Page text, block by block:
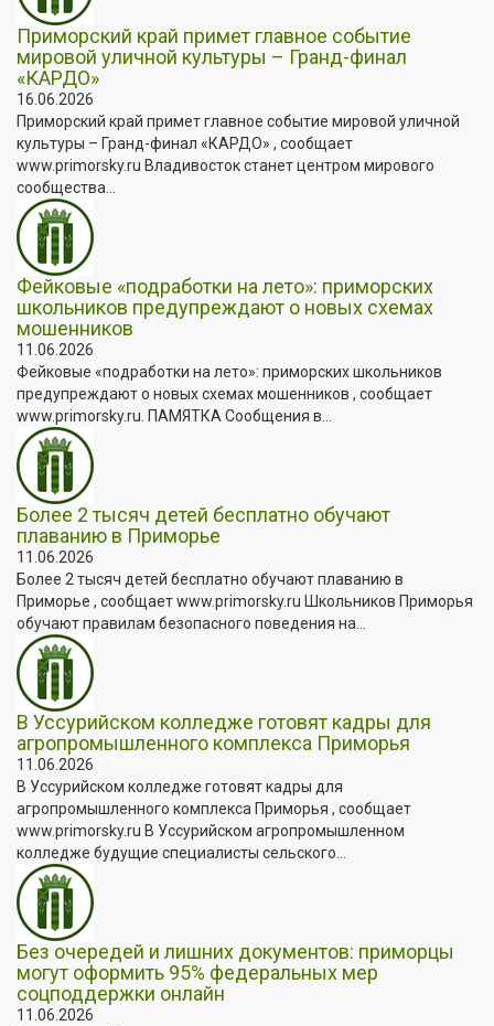
Приморский край примет главное событие
мировой уличной культуры – Гранд-финал
«КАРДО»
16.06.2026
Приморский край примет главное событие мировой уличной
культуры – Гранд-финал «КАРДО» , сообщает
www.primorsky.ru Владивосток станет центром мирового
сообщества...
Фейковые «подработки на лето»: приморских
школьников предупреждают о новых схемах
мошенников
11.06.2026
Фейковые «подработки на лето»: приморских школьников
предупреждают о новых схемах мошенников , сообщает
www.primorsky.ru. ПАМЯТКА Сообщения в...
Более 2 тысяч детей бесплатно обучают
плаванию в Приморье
11.06.2026
Более 2 тысяч детей бесплатно обучают плаванию в
Приморье , сообщает www.primorsky.ru Школьников Приморья
обучают правилам безопасного поведения на...
В Уссурийском колледже готовят кадры для
агропромышленного комплекса Приморья
11.06.2026
В Уссурийском колледже готовят кадры для
агропромышленного комплекса Приморья , сообщает
www.primorsky.ru В Уссурийском агропромышленном
колледже будущие специалисты сельского...
Без очередей и лишних документов: приморцы
могут оформить 95% федеральных мер
соцподдержки онлайн
11.06.2026